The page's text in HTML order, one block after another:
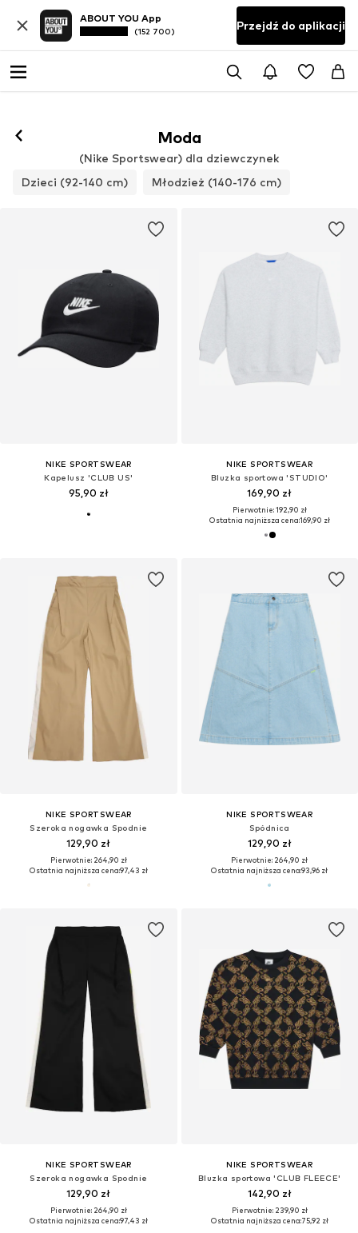
ABOUT YOU App
(152 700) Przejdź do aplikacji
Moda
(Nike Sportswear) dla dziewczynek
Dzieci (92-140 cm)
Młodzież (140-176 cm)
NIKE SPORTSWEAR
Kapelusz 'CLUB US'
95,90 zł
NIKE SPORTSWEAR
Bluzka sportowa 'STUDIO'
169,90 zł
Pierwotnie: 192,90 zł
Ostatnia najniższa cena:169,90 zł
NIKE SPORTSWEAR
Szeroka nogawka Spodnie
129,90 zł
Pierwotnie: 264,90 zł
Ostatnia najniższa cena:97,43 zł
NIKE SPORTSWEAR
Spódnica
129,90 zł
Pierwotnie: 264,90 zł
Ostatnia najniższa cena:93,96 zł
NIKE SPORTSWEAR
Szeroka nogawka Spodnie
129,90 zł
Pierwotnie: 264,90 zł
Ostatnia najniższa cena:97,43 zł
NIKE SPORTSWEAR
Bluzka sportowa 'CLUB FLEECE'
142,90 zł
Pierwotnie: 239,90 zł
Ostatnia najniższa cena:75,92 zł